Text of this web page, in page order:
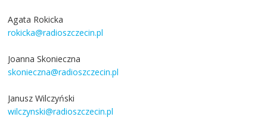
Agata Rokicka
rokicka@radioszczecin.pl
Joanna Skonieczna
skonieczna@radioszczecin.pl
Janusz Wilczyński
wilczynski@radioszczecin.pl